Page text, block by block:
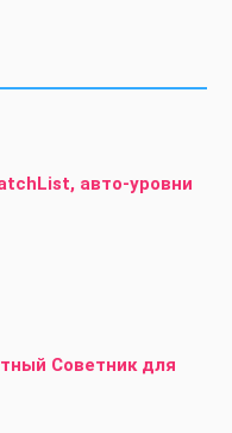
авто-уровни
Советник для